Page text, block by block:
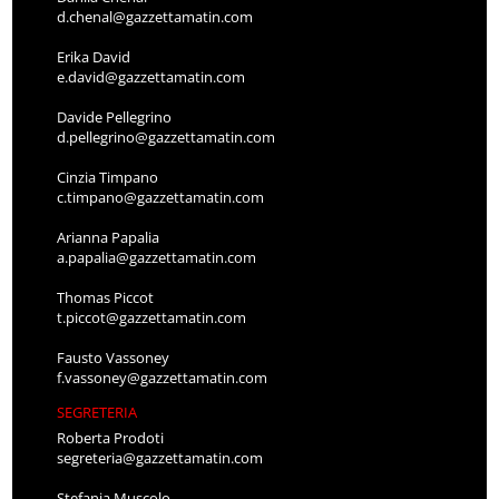
d.chenal@gazzettamatin.com
Erika David
e.david@gazzettamatin.com
Davide Pellegrino
d.pellegrino@gazzettamatin.com
Cinzia Timpano
c.timpano@gazzettamatin.com
Arianna Papalia
a.papalia@gazzettamatin.com
Thomas Piccot
t.piccot@gazzettamatin.com
Fausto Vassoney
f.vassoney@gazzettamatin.com
SEGRETERIA
Roberta Prodoti
segreteria@gazzettamatin.com